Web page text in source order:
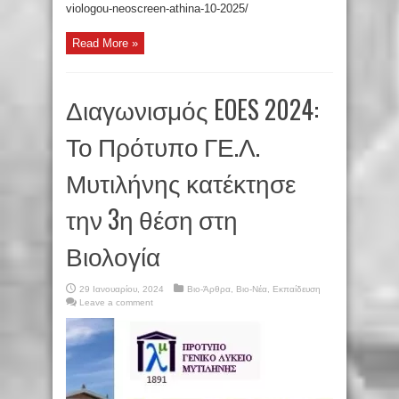
viologou-neoscreen-athina-10-2025/
Read More »
Διαγωνισμός EOES 2024:
Το Πρότυπο ΓΕ.Λ.
Μυτιλήνης κατέκτησε
την 3η θέση στη
Βιολογία
29 Ιανουαρίου, 2024 Βιο-Άρθρα Βιο-Νέα
Εκπαίδευση
Leave a comment